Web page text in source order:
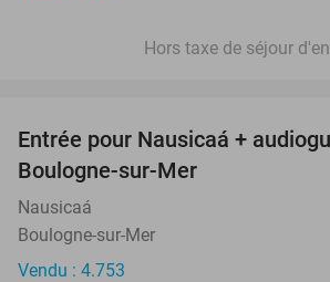
Hors taxe de séjour
Entrée pour Nausicaá +
Boulogne-sur-Mer
Nausicaá
Boulogne-sur-Mer
Vendu : 4.753